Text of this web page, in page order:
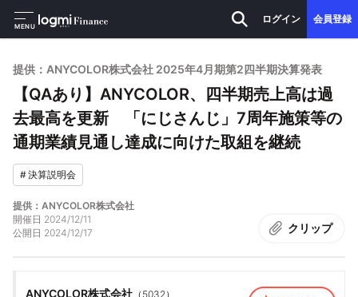
MENU
ログイン 会員登録
提供：ANYCOLOR株式会社 2025年4月期第2四半期決算発表
【QAあり】ANYCOLOR、四半期売上高は過
去最高を更新 「にじさんじ」7周年施策等の
通期業績見通し達成に向けた取組を継続
#決算説明会
提供：ANYCOLOR株式会社
開催日 2024/12/11
公開日 2024/12/17 クリップ
ANYCOLOR株式会社 （ 5032）